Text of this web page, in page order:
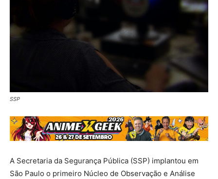
SSP
A Secretaria da Segurança Pública (SSP) implantou em
São Paulo o primeiro Núcleo de Observação e Análise